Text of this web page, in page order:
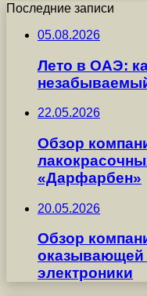
Последние записи
05.08.2026
Лето в ОАЭ:
22.05.2026
Обзор
«Дарфарбен»
20.05.2026
Обзор
оказывающей
электроники